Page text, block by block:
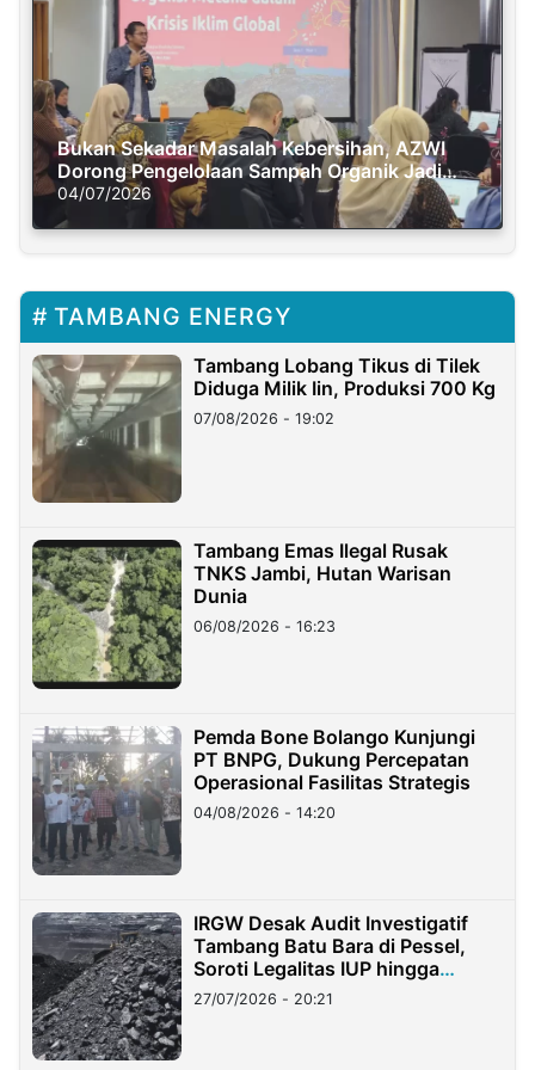
Bukan Sekadar Masalah Kebersihan, AZWI
Dorong Pengelolaan Sampah Organik Jadi
Solusi Krisis Iklim
04/07/2026
TAMBANG ENERGY
Tambang Lobang Tikus di Tilek
Diduga Milik Iin, Produksi 700 Kg
07/08/2026 - 19:02
Tambang Emas Ilegal Rusak
TNKS Jambi, Hutan Warisan
Dunia
06/08/2026 - 16:23
Pemda Bone Bolango Kunjungi
PT BNPG, Dukung Percepatan
Operasional Fasilitas Strategis
04/08/2026 - 14:20
IRGW Desak Audit Investigatif
Tambang Batu Bara di Pessel,
Soroti Legalitas IUP hingga
Stockpile
27/07/2026 - 20:21